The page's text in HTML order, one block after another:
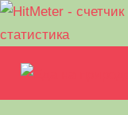
содержимому